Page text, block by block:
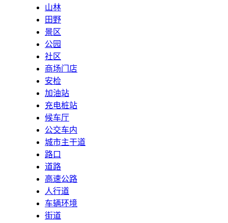
山林
田野
景区
公园
社区
商场门店
安检
加油站
充电桩站
候车厅
公交车内
城市主干道
路口
道路
高速公路
人行道
车辆环境
街道